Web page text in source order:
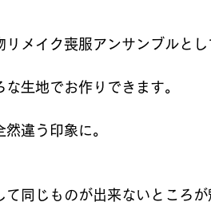
リメイク喪服アンサンブルと
生地でお作りできます。
違う印象に。
同じものが出来ないところが